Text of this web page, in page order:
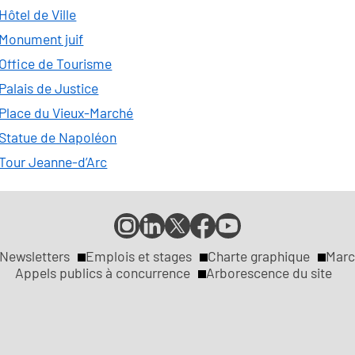
Hôtel de Ville
Monument juif
Office de Tourisme
Palais de Justice
Place du Vieux-Marché
Statue de Napoléon
Jeanne-d’Arc
Compte
Instagram
de
la
Compte
LinkedIn
de
la
Compte
X
de
la
Page
Facebook
de
la
Page
YouTube
de
la
Newsletters Emplois et stages Charte graphique
Appels publics à concurrence
Arborescence du site